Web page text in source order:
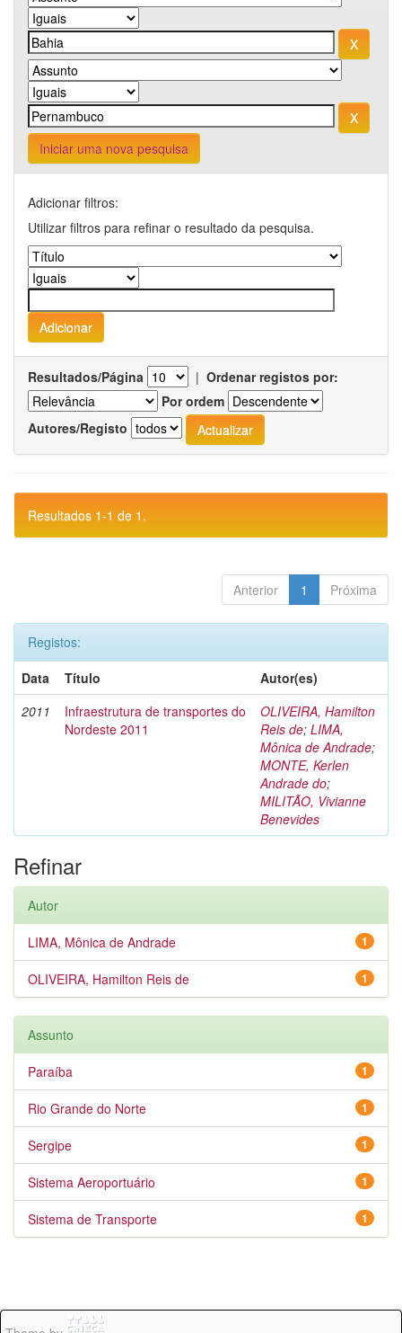
Iniciar uma nova pesquisa
Adicionar filtros:
Utilizar filtros para refinar o resultado da pesquisa.
Resultados/Página | Ordenar registos por:
Por ordem
Autores/Registo
Resultados 1-1 de 1.
Anterior 1 Próxima
Registos:
Data
Título
Autor(es)
2011
Infraestrutura de transportes do
Nordeste 2011
OLIVEIRA, Hamilton
Reis de; LIMA,
Mônica de Andrade;
MONTE, Kerlen
Andrade do;
MILITÃO, Vivianne
Benevides
Refinar
Autor
1
LIMA, Mônica de Andrade
1
OLIVEIRA, Hamilton Reis de
Assunto
1
Paraíba
1
Rio Grande do Norte
1
Sergipe
1
Sistema Aeroportuário
1
Sistema de Transporte